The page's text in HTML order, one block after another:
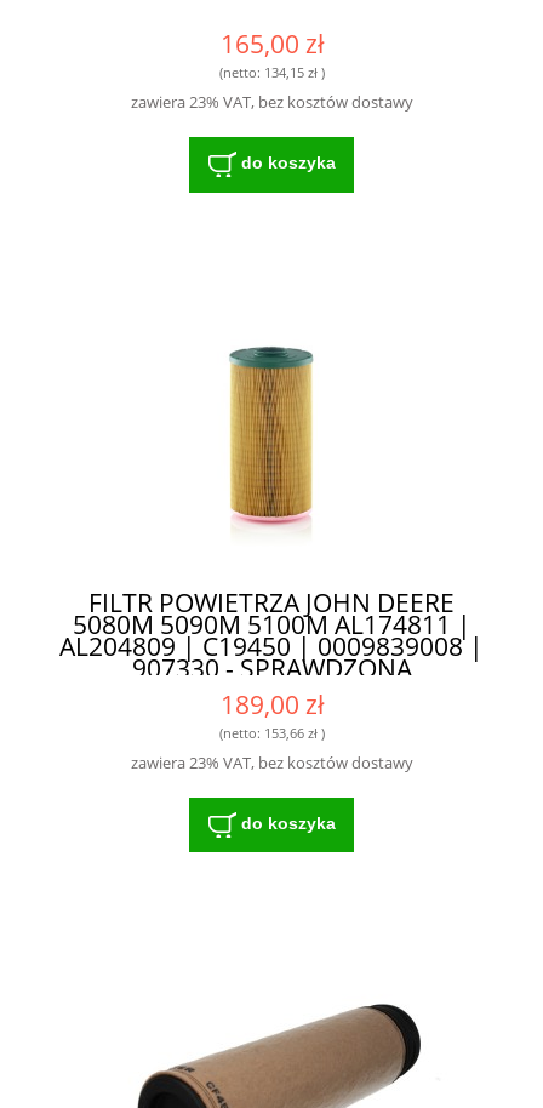
165,00 zł
(netto: 134,15 zł)
zawiera 23% VAT, bez kosztów dostawy
do koszyka
FILTR POWIETRZA JOHN DEERE
5080M 5090M 5100M AL174811 |
AL204809 | C19450 | 0009839008 |
907330 - SPRAWDZONA
TECHNOLOGIA DLA ROLNIKÓW
189,00 zł
(netto: 153,66 zł)
zawiera 23% VAT, bez kosztów dostawy
do koszyka